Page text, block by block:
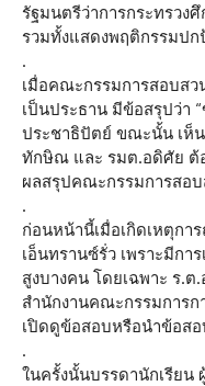
รัฐมนตรีว่าการกระทรวง
รวมทั้งแสดงพฤติกรรมป
.
เมื่อคณะกรรมการสอบสว
เป็นประธาน มีข้อสรุปว่า
ประชาธิปัตย์ ขณะนั้น เห็
ทักษิณ และ รมต.อดิศัย ต้
ผลสรุปคณะกรรมการสอ
.
ก่อนหน้านี้เมื่อเกิดเหตุกา
เอ็นทรานซ์รั่ว เพราะมีกา
สูงบางคน โดยเฉพาะ ร.ต
สำนักงานคณะกรรมการก
เปิดดูข้อสอบหรือนำข้อสอ
.
ในครั้งนั้นบรรดานักเรียน